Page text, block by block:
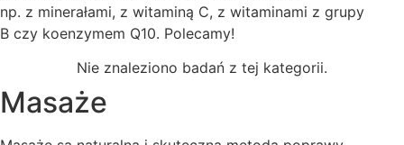
np. z minerałami, z witaminą C, z witaminami z grupy
B czy koenzymem Q10. Polecamy!
Nie znaleziono badań z tej kategorii.
Masaże